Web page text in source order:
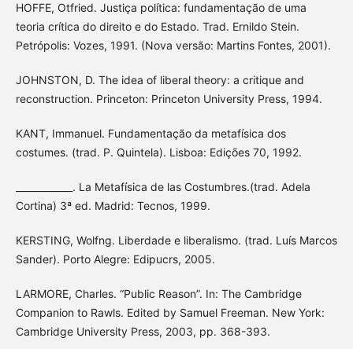
HOFFE, Otfried. Justiça política: fundamentação de uma
teoria crítica do direito e do Estado. Trad. Ernildo Stein.
Petrópolis: Vozes, 1991. (Nova versão: Martins Fontes, 2001).
JOHNSTON, D. The idea of liberal theory: a critique and
reconstruction. Princeton: Princeton University Press, 1994.
KANT, Immanuel. Fundamentação da metafísica dos
costumes. (trad. P. Quintela). Lisboa: Edições 70, 1992.
____________. La Metafísica de las Costumbres.(trad. Adela
Cortina) 3ª ed. Madrid: Tecnos, 1999.
KERSTING, Wolfng. Liberdade e liberalismo. (trad. Luís Marcos
Sander). Porto Alegre: Edipucrs, 2005.
LARMORE, Charles. “Public Reason”. In: The Cambridge
Companion to Rawls. Edited by Samuel Freeman. New York:
Cambridge University Press, 2003, pp. 368-393.